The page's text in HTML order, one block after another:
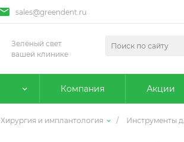
sales@greendent.ru
Зелёный свет
вашей клинике
Компания Акции
Хирургия и имплантология / Инструменты